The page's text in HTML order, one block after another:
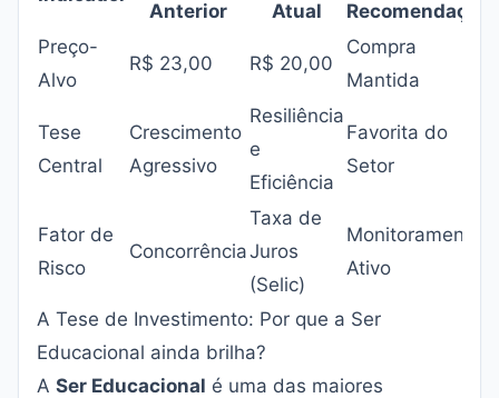
Anterior Atual
Recomendação
Preço-
Alvo
R$ 23,00 R$ 20,00
Compra
Mantida
Tese
Central
Crescimento
Agressivo
Resiliência
e
Eficiência
Favorita do
Setor
Fator de
Risco
Concorrência
Taxa de
Juros
(Selic)
Monitoramento
Ativo
A Tese de Investimento: Por que a Ser
Educacional ainda brilha?
A Ser Educacional é uma das maiores